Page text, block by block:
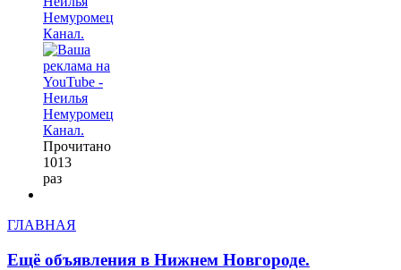
Немуромец
Канал.
Прочитано
1013
раз
ГЛАВНАЯ
Ещё объявления в Нижнем Новгороде.